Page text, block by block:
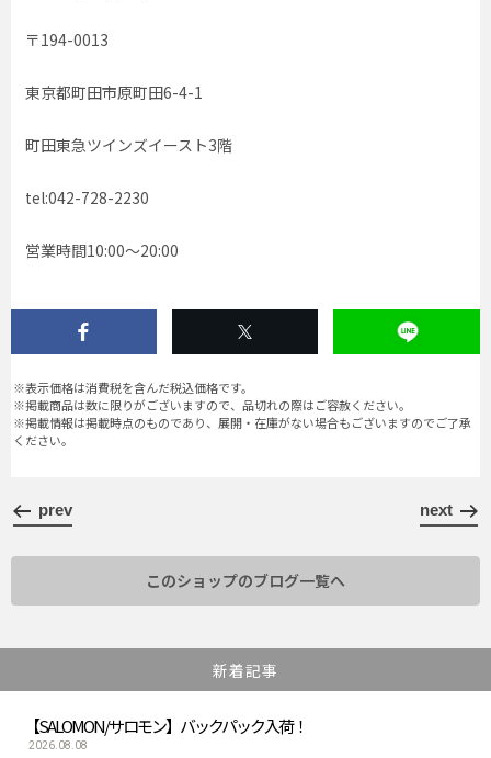
〒194-0013
東京都町田市原町田6-4-1
町田東急ツインズイースト3階
tel:042-728-2230
営業時間10:00〜20:00
※表示価格は消費税を含んだ税込価格です。
※掲載商品は数に限りがございますので、品切れの際はご容赦ください。
※掲載情報は掲載時点のものであり、展開・在庫がない場合もございますのでご了承
ください。
prev next
このショップのブログ一覧へ
新着記事
【SALOMON/サロモン】バックパック入荷！
2026.08.08